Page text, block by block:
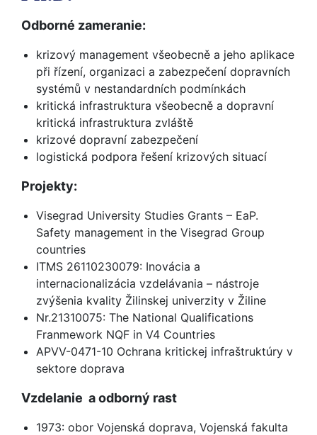
Odborné zameranie:
krizový management všeobecně a jeho aplikace
při řízení, organizaci a zabezpečení dopravních
systémů v nestandardních podmínkách
kritická infrastruktura všeobecně a dopravní
kritická infrastruktura zvláště
krizové dopravní zabezpečení
logistická podpora řešení krizových situací
Projekty:
Visegrad University Studies Grants – EaP.
Safety management in the Visegrad Group
countries
ITMS 26110230079: Inovácia a
internacionalizácia vzdelávania – nástroje
zvýšenia kvality Žilinskej univerzity v Žiline
Nr.21310075: The National Qualifications
Franmework NQF in V4 Countries
APVV-0471-10 Ochrana kritickej infraštruktúry v
sektore doprava
Vzdelanie  a odborný rast
1973: obor Vojenská doprava, Vojenská fakulta